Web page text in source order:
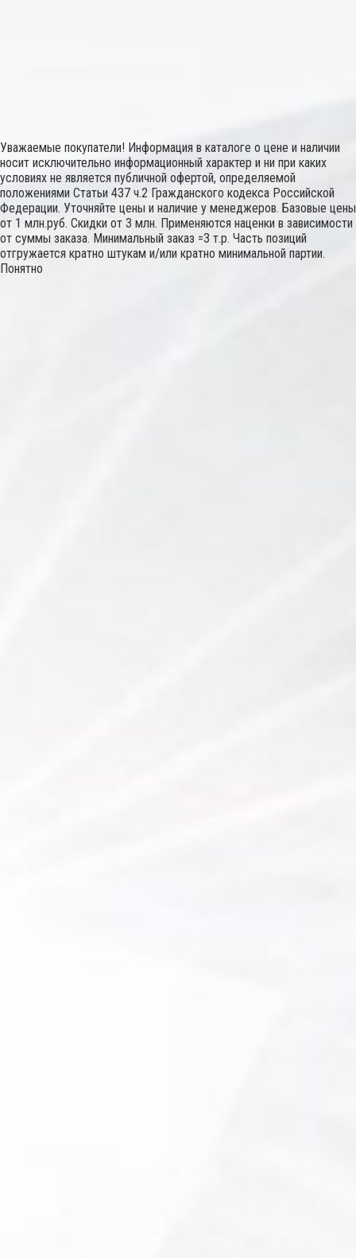
Уважаемые покупатели! Информация в каталоге о цене и наличии
носит исключительно информационный характер и ни при каких
условиях не является публичной офертой, определяемой
положениями Статьи 437 ч.2 Гражданского кодекса Российской
Федерации. Уточняйте цены и наличие у менеджеров. Базовые цены
от 1 млн.руб. Скидки от 3 млн. Применяются наценки в зависимости
от суммы заказа. Минимальный заказ =3 т.р. Часть позиций
отгружается кратно штукам и/или кратно минимальной партии.
Понятно